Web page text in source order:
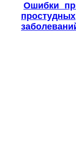
Ошибки
простудных